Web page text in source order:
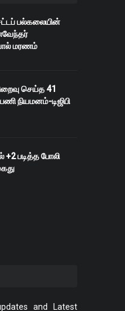
பல்கலையின்
மரணம்
செய்த 41
நியமனம்-டிஜிபி
+2 படித்த போலி
and Latest